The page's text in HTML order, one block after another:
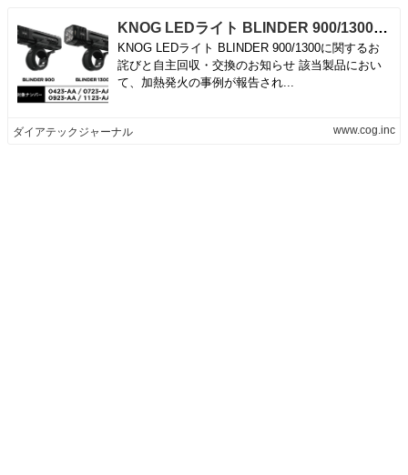
KNOG LEDライト BLINDER 900/1300に関するお詫びと自主回収・交換のお知らせ - ダイアテックジャーナル
KNOG LEDライト BLINDER 900/1300に関するお
詫びと自主回収・交換のお知らせ 該当製品におい
て、加熱発火の事例が報告され...
ダイアテックジャーナル www.cog.inc